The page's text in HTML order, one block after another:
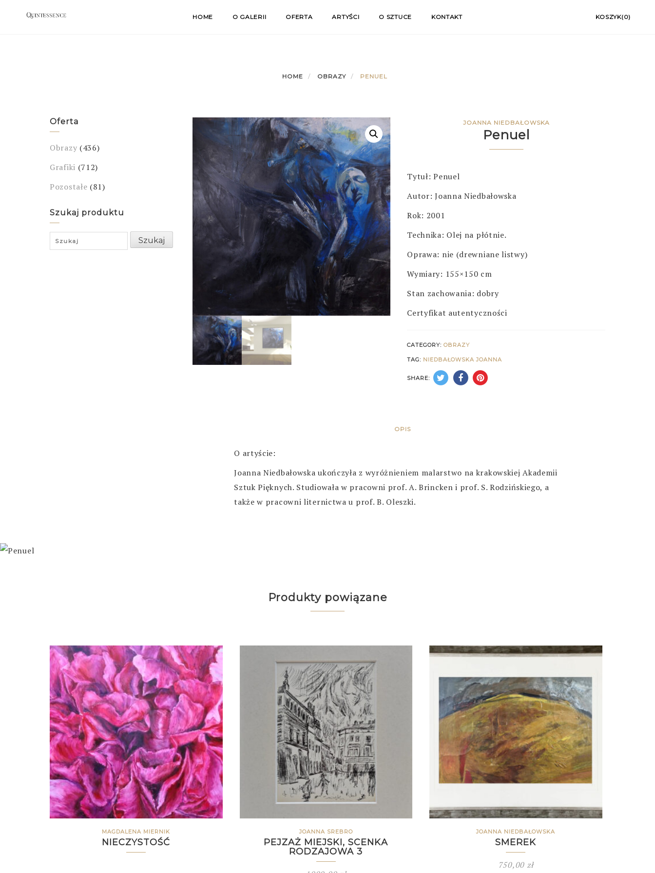
HOME O GALERII OFERTA ARTYŚCI O SZTUCE KONTAKT KOSZYK(0)
HOME OBRAZY PENUEL
JOANNA NIEDBAŁOWSKA
Penuel
Tytuł: Penuel
Autor: Joanna Niedbałowska
Rok: 2001
Technika: Olej na płótnie.
Oprawa: nie (drewniane listwy)
Wymiary: 155×150 cm
Stan zachowania: dobry
Certyfikat autentyczności
CATEGORY:OBRAZY
TAG: NIEDBAŁOWSKA JOANNA
SHARE:
OPIS
O artyście:
Joanna Niedbałowska ukończyła z wyróżnieniem malarstwo na krakowskiej Akademii
Sztuk Pięknych. Studiowała w pracowni prof. A. Brincken i prof. S. Rodzińskiego, a
także w pracowni liternictwa u prof. B. Oleszki.
Oferta
Obrazy (436)
Grafiki (712)
Pozostałe (81)
Szukaj produktu
Search
for:
Szukaj
Produkty powiązane
MAGDALENA MIERNIK
NIECZYSTOŚĆ
JOANNA SREBRO
PEJZAŻ MIEJSKI, SCENKA
RODZAJOWA 3
JOANNA NIEDBAŁOWSKA
SMEREK
750,00 zł